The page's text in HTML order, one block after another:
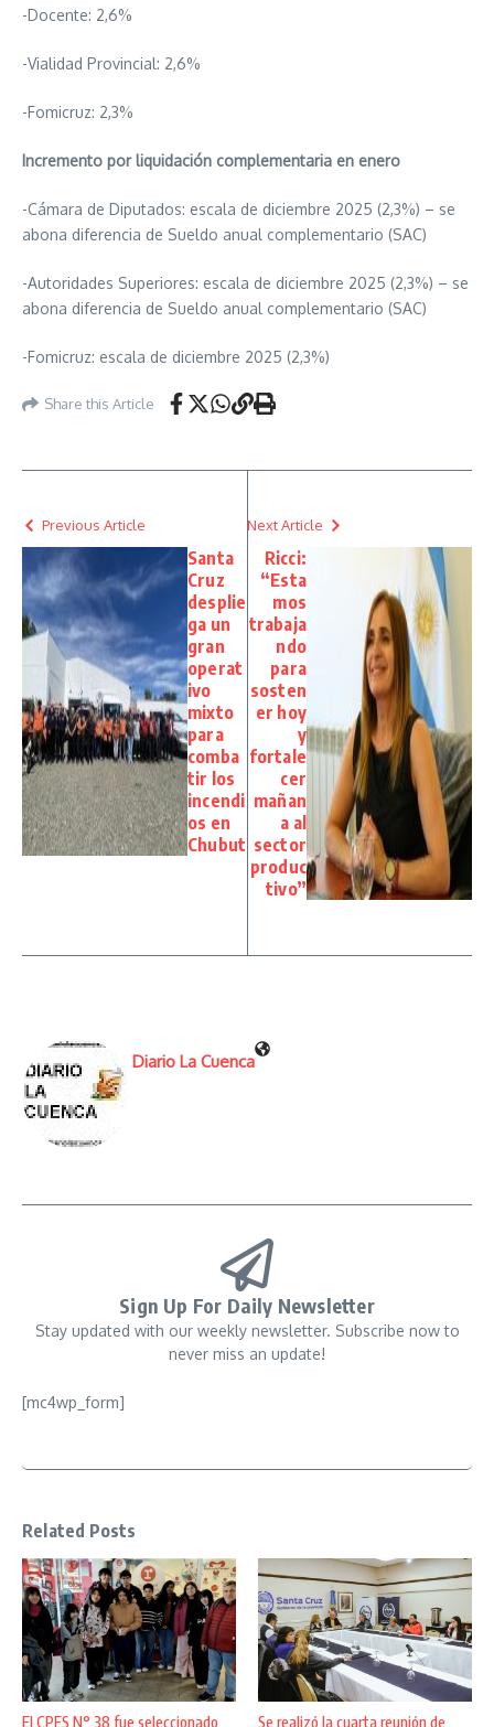
-Docente: 2,6%
-Vialidad Provincial: 2,6%
-Fomicruz: 2,3%
Incremento por liquidación complementaria en enero
-Cámara de Diputados: escala de diciembre 2025 (2,3%) – se
abona diferencia de Sueldo anual complementario (SAC)
-Autoridades Superiores: escala de diciembre 2025 (2,3%) – se
abona diferencia de Sueldo anual complementario (SAC)
-Fomicruz: escala de diciembre 2025 (2,3%)
Share this Article
Previous Article
Santa
Cruz
desplie
ga un
gran
operat
ivo
mixto
para
comba
tir los
incendi
os en
Chubut
Next Article
Ricci:
“Esta
mos
trabaja
ndo
para
sosten
er hoy
y
fortale
cer
mañan
a al
sector
produc
tivo”
Diario La Cuenca
Sign Up For Daily Newsletter
Stay updated with our weekly newsletter. Subscribe now to
never miss an update!
[mc4wp_form]
Related Posts
El CPES N° 38 fue seleccionado Se realizó la cuarta reunión de